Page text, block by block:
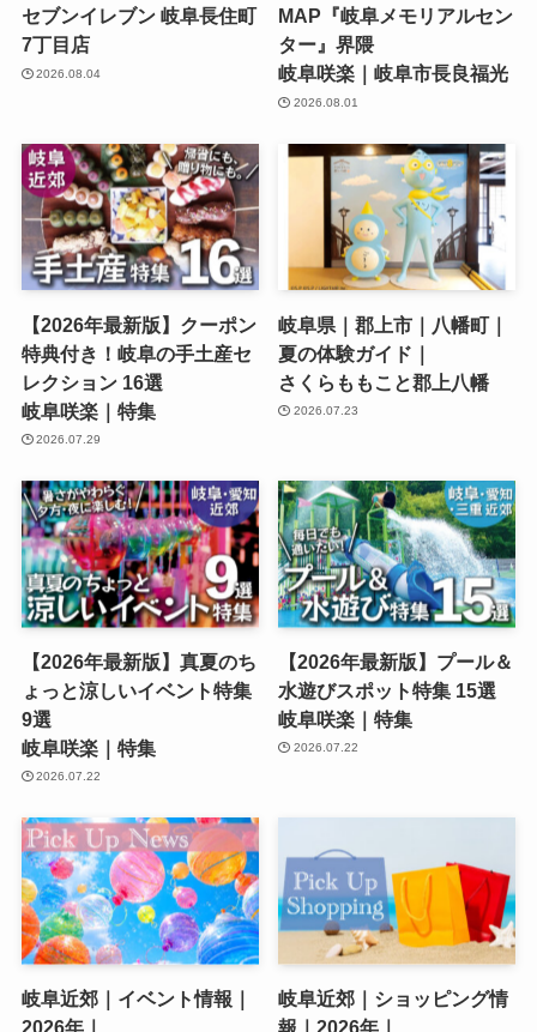
セブンイレブン 岐阜長住町
7丁目店
2026.08.04
MAP『岐阜メモリアルセン
ター』界隈
岐阜咲楽｜岐阜市長良福光
2026.08.01
【2026年最新版】クーポン
特典付き！岐阜の手土産セ
レクション 16選
岐阜咲楽｜特集
2026.07.29
岐阜県｜郡上市｜八幡町｜
夏の体験ガイド｜
さくらももこと郡上八幡
2026.07.23
【2026年最新版】真夏のち
ょっと涼しいイベント特集
9選
岐阜咲楽｜特集
2026.07.22
【2026年最新版】プール＆
水遊びスポット特集 15選
岐阜咲楽｜特集
2026.07.22
岐阜近郊｜イベント情報｜
2026年｜
岐阜近郊｜ショッピング情
報｜2026年｜